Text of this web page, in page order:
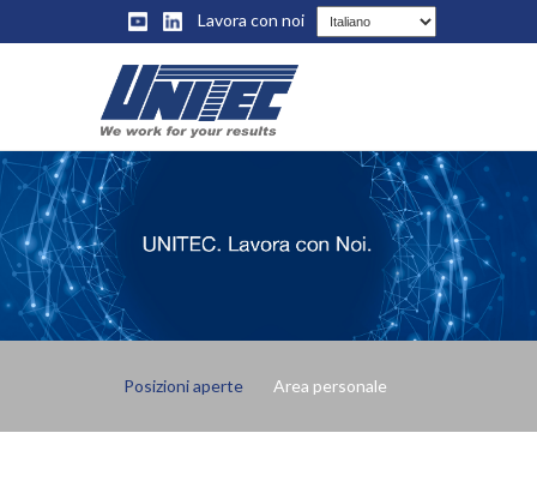
Lavora con noi
Posizioni aperte Area personale